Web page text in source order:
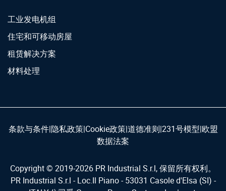
工业发电机组
住宅和可移动房屋
租赁解决方案
材料处理
条款与条件|隐私政策|Cookie政策|道德准则|231号模型|欧盟
数据法案
Copyright © 2019-2026 PR Industrial S.r.l, 保留所有权利。
PR Industrial S.r.l - Loc.Il Piano - 53031 Casole d'Elsa (SI) -